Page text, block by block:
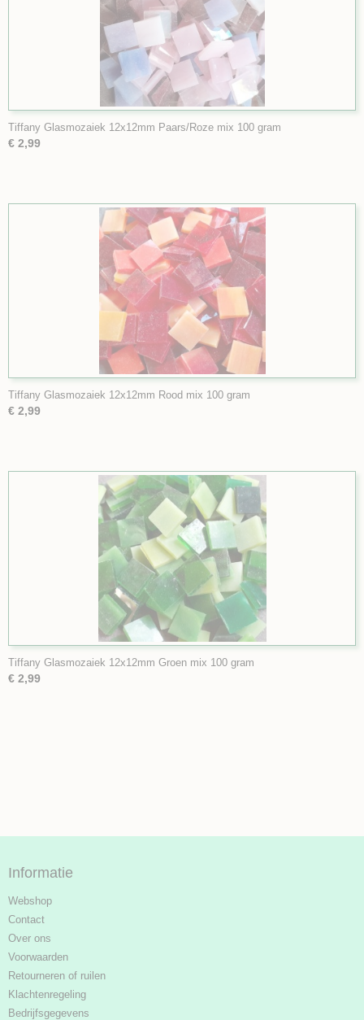
Tiffany Glasmozaiek 12x12mm Paars/Roze mix 100 gram
€ 2,99
Tiffany Glasmozaiek 12x12mm Rood mix 100 gram
€ 2,99
Tiffany Glasmozaiek 12x12mm Groen mix 100 gram
€ 2,99
Informatie
Webshop
Contact
Over ons
Voorwaarden
Retourneren of ruilen
Klachtenregeling
Bedrijfsgegevens